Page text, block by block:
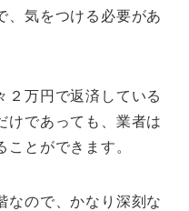
、気をつける必要があ
２万円で返済している
けであっても、業者は
とができます。
なので、かなり深刻な